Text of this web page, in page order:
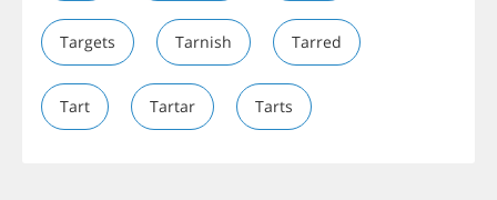
Targets Tarnish Tarred
Tart Tartar Tarts